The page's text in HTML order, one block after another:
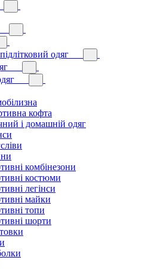
одяг
кофта
і домашній одяг
комбінезони
костюми
легінси
майки
топи
шорти